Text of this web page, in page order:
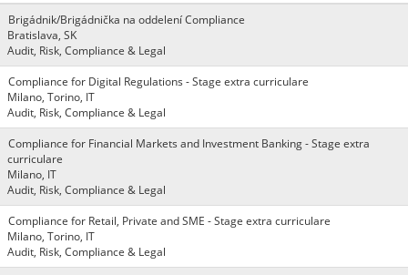
Brigádnik/Brigádnička na oddelení Compliance
Bratislava, SK
Audit, Risk, Compliance & Legal
Compliance for Digital Regulations - Stage extra curriculare
Milano, Torino, IT
Audit, Risk, Compliance & Legal
Compliance for Financial Markets and Investment Banking - Stage extra
curriculare
Milano, IT
Audit, Risk, Compliance & Legal
Compliance for Retail, Private and SME - Stage extra curriculare
Milano, Torino, IT
Audit, Risk, Compliance & Legal